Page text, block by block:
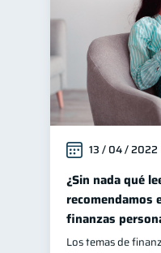
13 / 04 / 2022
¿Sin nada qué
recomendamos
finanzas
Los temas de